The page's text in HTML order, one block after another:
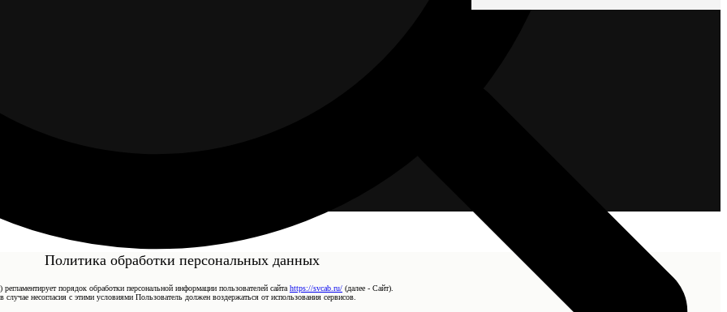
Политика обработки персональных данных
порядок обработки персональной информации пользователей сайта https://svcab.ru/ (далее - Сайт).
несогласия с этими условиями Пользователь должен воздержаться от использования сервисов.